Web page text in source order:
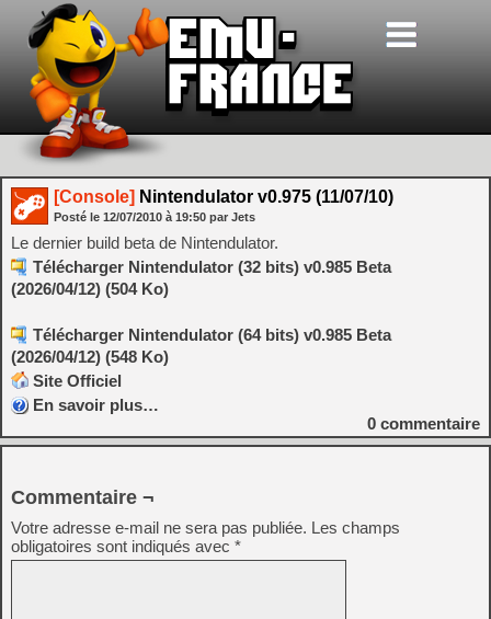
[Console] Nintendulator v0.975 (11/07/10)
Posté le 12/07/2010 à 19:50 par Jets
Le dernier build beta de Nintendulator.
Télécharger Nintendulator (32 bits) v0.985 Beta
(2026/04/12) (504 Ko)
Télécharger Nintendulator (64 bits) v0.985 Beta
(2026/04/12) (548 Ko)
Site Officiel
En savoir plus…
0 commentaire
Commentaire ¬
Votre adresse e-mail ne sera pas publiée. Les champs
obligatoires sont indiqués avec *